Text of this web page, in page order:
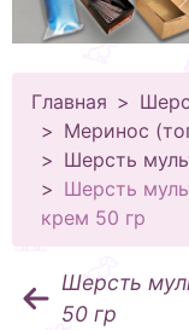
Главная
Меринос
Шерсть
Шерсть
крем 50 гр
Шерсть
50 гр